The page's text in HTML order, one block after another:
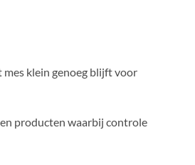
klein genoeg blijft voor
producten waarbij controle